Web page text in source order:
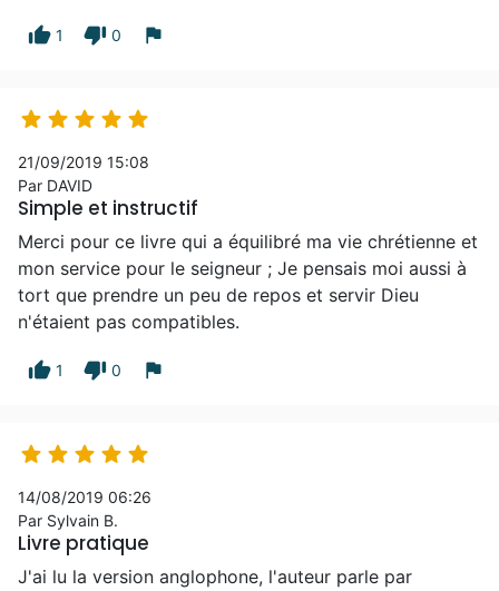
thumb_up 1 thumb_down 0 flag
    
21/09/2019 15:08
Par DAVID
Simple et instructif
Merci pour ce livre qui a équilibré ma vie chrétienne et
mon service pour le seigneur ; Je pensais moi aussi à
tort que prendre un peu de repos et servir Dieu
n'étaient pas compatibles.
thumb_up 1 thumb_down 0 flag
    
14/08/2019 06:26
Par Sylvain B.
Livre pratique
J'ai lu la version anglophone, l'auteur parle par